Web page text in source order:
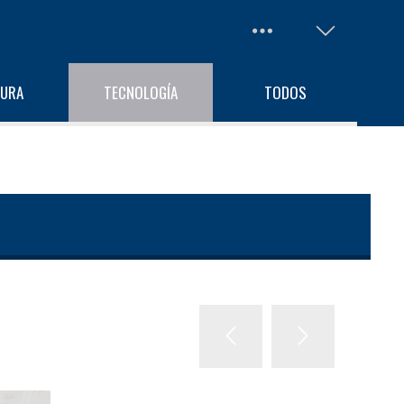
TECNOLOGÍA TODOS